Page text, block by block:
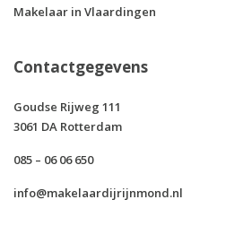
Makelaar in Vlaardingen
Contactgegevens
Goudse Rijweg 111
3061 DA Rotterdam
085 – 06 06 650
info@makelaardijrijnmond.nl